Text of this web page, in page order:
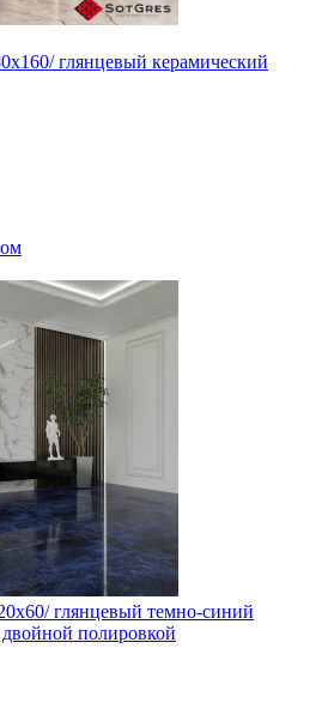
глянцевый керамический
глянцевый темно-синий
полировкой